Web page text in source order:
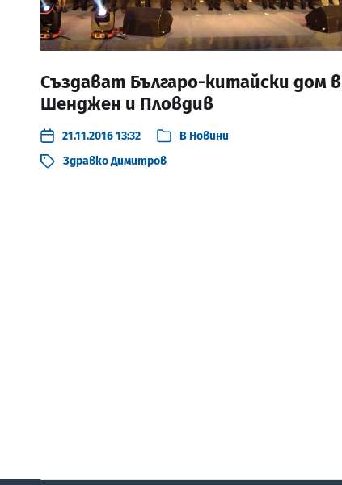
Създават Българо-китайски дом в
Шенджен и Пловдив
21.11.2016 13:32 ВНовини
Здравко Димитров